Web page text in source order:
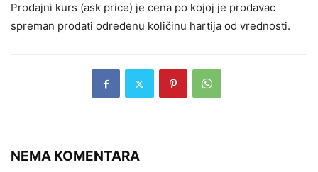
Prodajni kurs (ask price) je cena po kojoj je prodavac
spreman prodati određenu količinu hartija od vrednosti.
NEMA KOMENTARA